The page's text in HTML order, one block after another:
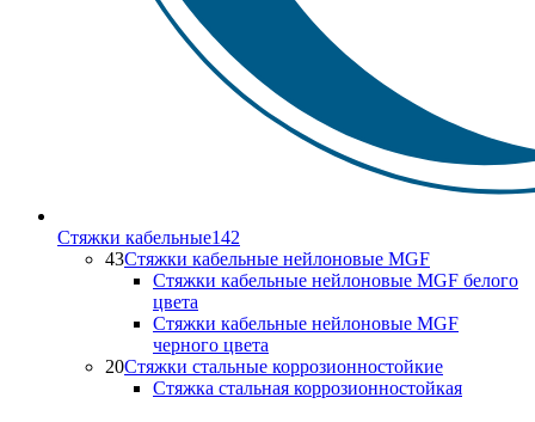
Стяжки кабельные142
43Стяжки кабельные нейлоновые MGF
Стяжки кабельные нейлоновые MGF белого
цвета
Стяжки кабельные нейлоновые MGF
черного цвета
20Стяжки стальные коррозионностойкие
Стяжка стальная коррозионностойкая